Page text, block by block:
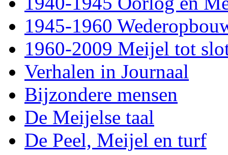
1945-1960
1960-2009 Meijel tot
Verhalen in Journaal
Bijzondere mensen
De Meijelse taal
De Peel, Meijel en turf